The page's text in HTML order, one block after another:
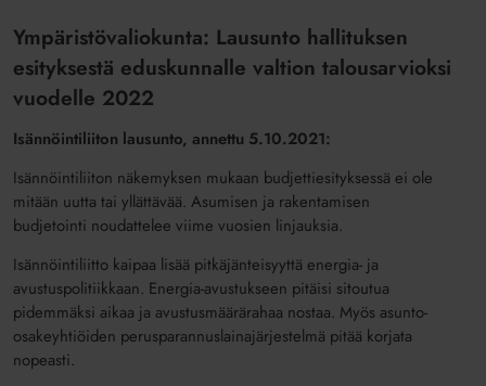
Ympäristövaliokunta: Lausunto hallituksen
esityksestä eduskunnalle valtion talousarvioksi
vuodelle 2022
Isännöintiliiton lausunto, annettu 5.10.2021:
Isännöintiliiton näkemyksen mukaan budjettiesityksessä ei ole
mitään uutta tai yllättävää. Asumisen ja rakentamisen
budjetointi noudattelee viime vuosien linjauksia.
Isännöintiliitto kaipaa lisää pitkäjänteisyyttä energia- ja
avustuspolitiikkaan. Energia-avustukseen pitäisi sitoutua
pidemmäksi aikaa ja avustusmäärärahaa nostaa. Myös asunto-
osakeyhtiöiden perusparannuslainajärjestelmä pitää korjata
nopeasti.